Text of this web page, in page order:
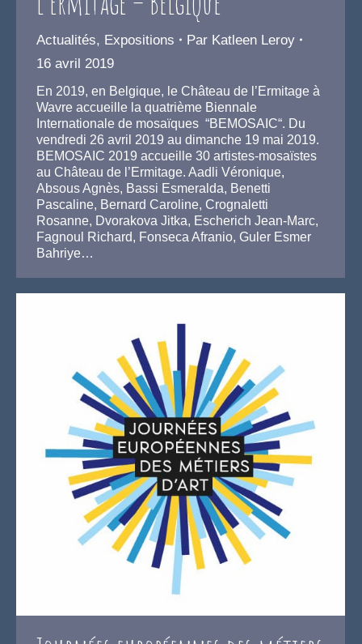
Actualités, Expositions Par Katleen Leroy
16 avril 2019
En 2019, en Belgique, le Château de l’Ermitage à
Wavre accueille la quatrième Biennale
Internationale de mosaïques “BEMOSAIC“. Du
vendredi 26 avril 2019 au dimanche 19 mai 2019.
BEMOSAIC 2019 accueille 30 artistes-mosaïstes
au Château de l’Ermitage. Aadli Véronique,
Absous Agnès, Bassi Esmeralda, Benetti
Pascaline, Bernard Caroline, Crognaletti
Rosanne, Dvorakova Jitka, Escherich Jean-Marc,
Fagnoul Richard, Fonseca Afranio, Guler Esmer
Bahriye…